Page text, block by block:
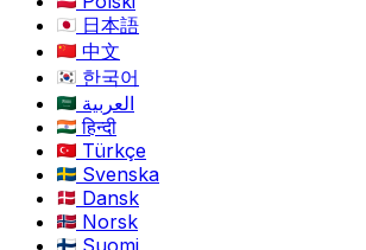
日本語
中文
한국어
العربية
हिन्दी
Türkçe
Svenska
Dansk
Norsk